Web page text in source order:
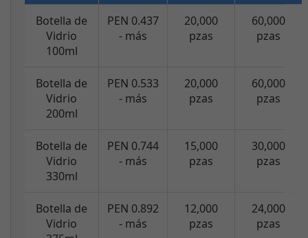
Botella de
Vidrio
100ml
PEN 0.437
- más
20,000
pzas
60,000
pzas
Botella de
Vidrio
200ml
PEN 0.533
- más
20,000
pzas
60,000
pzas
Botella de
Vidrio
330ml
PEN 0.744
- más
15,000
pzas
30,000
pzas
Botella de
Vidrio
PEN 0.892
- más
12,000
pzas
24,000
pzas